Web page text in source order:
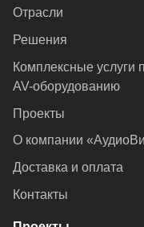
Отрасли
Решения
Комплексные услуги
AV-оборудованию
Проекты
О компании
Доставка и оплата
Контакты